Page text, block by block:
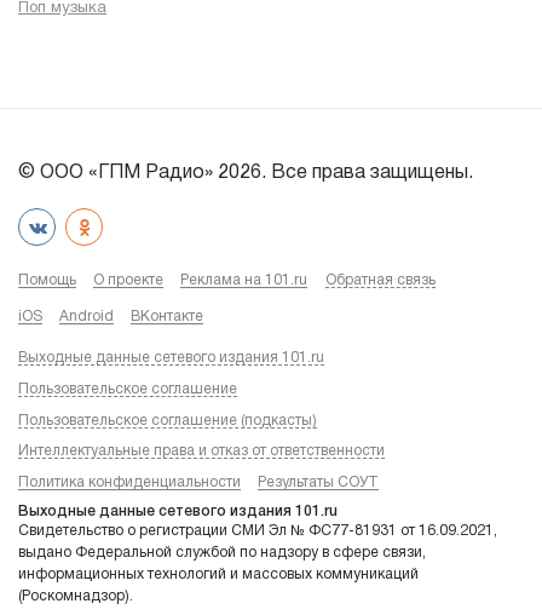
Поп музыка
© ООО «ГПМ Радио» 2026. Все права защищены.
Помощь О проекте Реклама на 101.ru Обратная связь
iOS Android ВКонтакте
Выходные данные сетевого издания 101.ru
Пользовательское соглашение
Пользовательское соглашение (подкасты)
Интеллектуальные права и отказ от ответственности
Политика конфиденциальности Результаты СОУТ
Выходные данные сетевого издания 101.ru
Свидетельство о регистрации СМИ Эл № ФС77-81931 от 16.09.2021,
выдано Федеральной службой по надзору в сфере связи,
информационных технологий и массовых коммуникаций
(Роскомнадзор).